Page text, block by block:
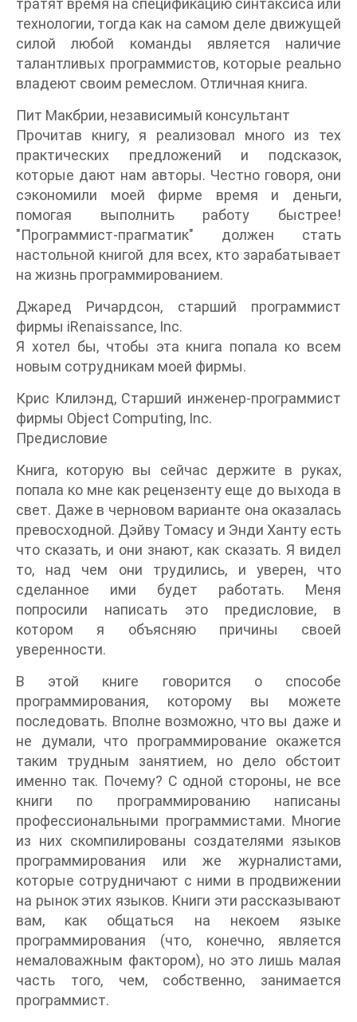
технологии, тогда как на самом деле движущей
силой любой команды является наличие
талантливых программистов, которые реально
владеют своим ремеслом. Отличная книга.
Пит Макбрии, независимый консультант
Прочитав книгу, я реализовал много из тех
практических предложений и подсказок,
которые дают нам авторы. Честно говоря, они
сэкономили моей фирме время и деньги,
помогая выполнить работу быстрее!
"Программист-прагматик" должен стать
настольной книгой для всех, кто зарабатывает
на жизнь программированием.
Джаред Ричардсон, старший программист
фирмы iRenaissance, Inc.
Я хотел бы, чтобы эта книга попала ко всем
новым сотрудникам моей фирмы.
Крис Клилэнд, Старший инженер-программист
фирмы Object Computing, Inc.
Предисловие
Книга, которую вы сейчас держите в руках,
попала ко мне как рецензенту еще до выхода в
свет. Даже в черновом варианте она оказалась
превосходной. Дэйву Томасу и Энди Ханту есть
что сказать, и они знают, как сказать. Я видел
то, над чем они трудились, и уверен, что
сделанное ими будет работать. Меня
попросили написать это предисловие, в
котором я объясняю причины своей
уверенности.
В этой книге говорится о способе
программирования, которому вы можете
последовать. Вполне возможно, что вы даже и
не думали, что программирование окажется
таким трудным занятием, но дело обстоит
именно так. Почему? С одной стороны, не все
книги по программированию написаны
профессиональными программистами. Многие
из них скомпилированы создателями языков
программирования или же журналистами,
которые сотрудничают с ними в продвижении
на рынок этих языков. Книги эти рассказывают
вам, как общаться на некоем языке
программирования (что, конечно, является
немаловажным фактором), но это лишь малая
часть того, чем, собственно, занимается
программист.